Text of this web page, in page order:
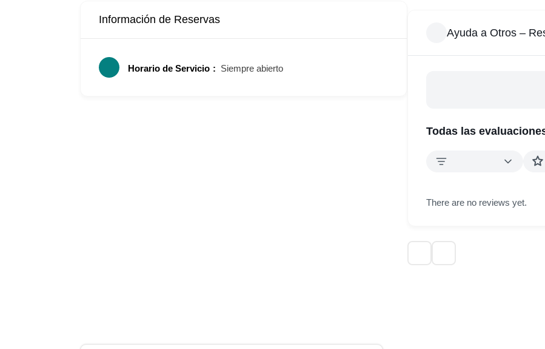
Información de Reservas
Horario de Servicio Siempre abierto
Ayuda a Otros –
Todas las
There are no reviews yet.